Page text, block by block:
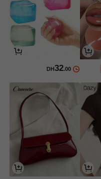
DH32.00